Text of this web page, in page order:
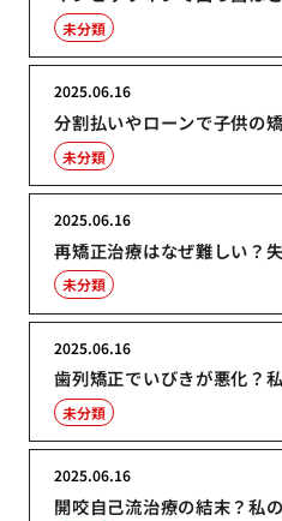
未分類
分割払いやローンで子供の
2025.06.16
未分類
再矯正治療はなぜ難しい？
2025.06.16
未分類
歯列矯正でいびきが悪化？
2025.06.16
未分類
開咬自己流治療の結末？私
2025.06.16